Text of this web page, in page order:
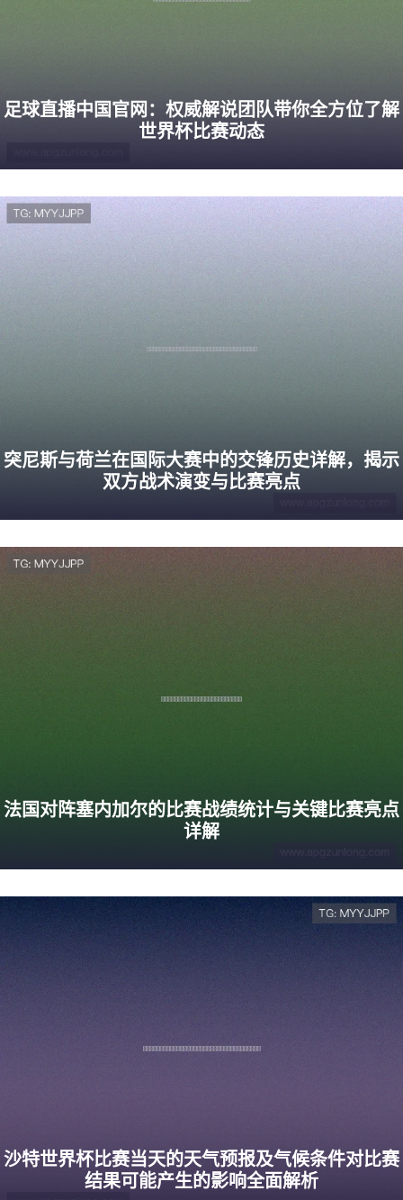
足球直播中国官网：权威解说团队带你全方位了解
世界杯比赛动态
突尼斯与荷兰在国际大赛中的交锋历史详解，揭示
双方战术演变与比赛亮点
法国对阵塞内加尔的比赛战绩统计与关键比赛亮点
详解
沙特世界杯比赛当天的天气预报及气候条件对比赛
结果可能产生的影响全面解析